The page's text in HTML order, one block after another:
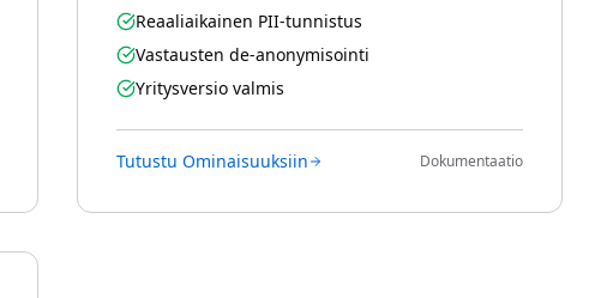
Reaaliaikainen PII-tunnistus
Vastausten de-anonymisointi
Yritysversio valmis
Tutustu Ominaisuuksiin Dokumentaatio